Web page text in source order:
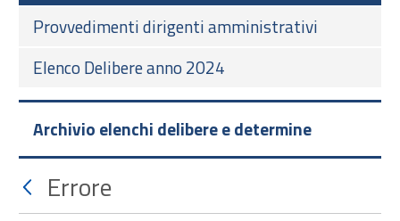
Provvedimenti dirigenti amministrativi
Elenco Delibere anno 2024
Archivio elenchi delibere e determine
Errore